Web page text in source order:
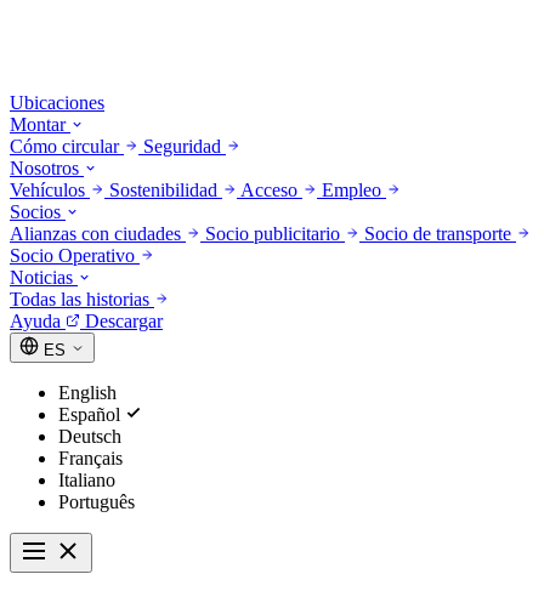
Ubicaciones
Montar
Cómo circular
Seguridad
Nosotros
Vehículos
Sostenibilidad Acceso
Empleo
Socios
Alianzas con ciudades
Socio publicitario
Socio de transporte
Socio Operativo
Noticias
Todas las historias
Ayuda
Descargar
ES
English
Español
Deutsch
Français
Italiano
Português